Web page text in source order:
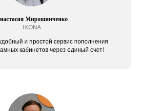
Мирошниченко
IKONA
и простой сервис пополнения
кабинетов через единый счет!